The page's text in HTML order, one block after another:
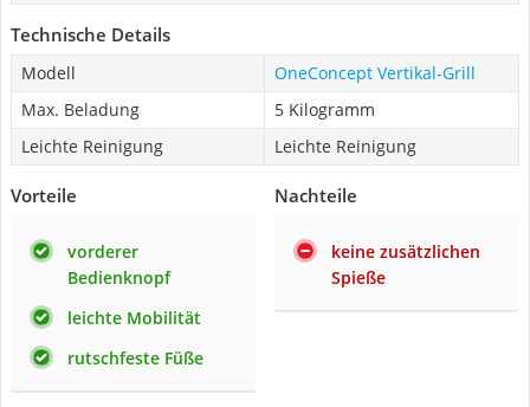
Technische Details
Modell
OneConcept Vertikal-Grill
Max. Beladung
5 Kilogramm
Leichte Reinigung
Leichte Reinigung
Vorteile
vorderer
Bedienknopf
leichte Mobilität
rutschfeste Füße
Nachteile
keine zusätzlichen
Spieße